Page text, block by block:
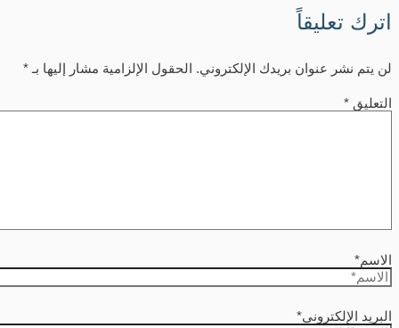
اترك تعليقاً
لن يتم نشر عنوان بريدك الإلكتروني. الحقول الإلزامية مشار إليها بـ*
التعليق*
الاسم*
البريد الإلكتروني*